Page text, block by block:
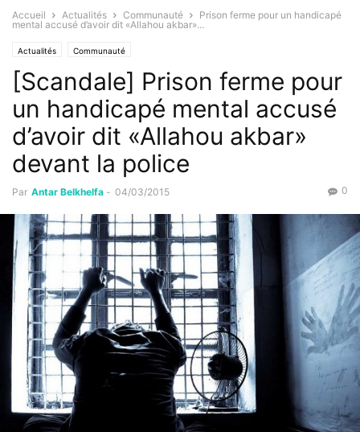
Accueil Actualités Communauté
Prison ferme pour un handicapé
mental accusé d’avoir dit «Allahou akbar»...
Actualités Communauté
[Scandale] Prison ferme pour
un handicapé mental accusé
d’avoir dit «Allahou akbar»
devant la police
Par Antar Belkhelfa - 04/03/2015 0